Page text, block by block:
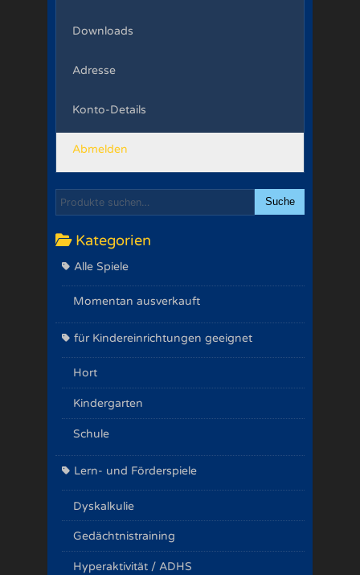
Downloads
Adresse
Konto-Details
Abmelden
Suche
Kategorien
Alle Spiele
Momentan ausverkauft
für Kindereinrichtungen geeignet
Hort
Kindergarten
Schule
Lern- und Förderspiele
Dyskalkulie
Gedächtnistraining
Hyperaktivität / ADHS